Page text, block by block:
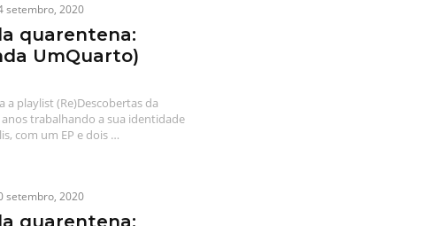
setembro, 2020
quarentena:
UmQuarto)
a playlist (Re)Descobertas da
trabalhando a sua identidade
com um EP e dois …
setembro, 2020
quarentena: